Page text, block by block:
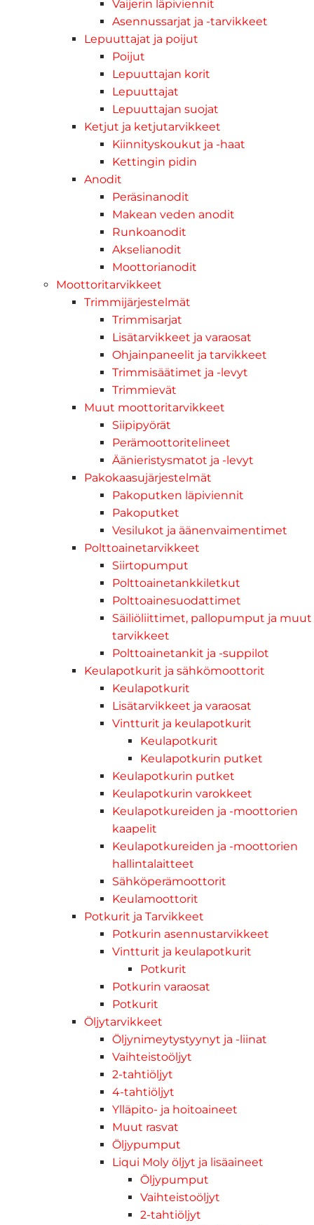
Vaijerin läpiviennit
Asennussarjat ja -tarvikkeet
Lepuuttajat ja poijut
Poijut
Lepuuttajan korit
Lepuuttajat
Lepuuttajan suojat
Ketjut ja ketjutarvikkeet
Kiinnityskoukut ja -haat
Kettingin pidin
Anodit
Peräsinanodit
Makean veden anodit
Runkoanodit
Akselianodit
Moottorianodit
Moottoritarvikkeet
Trimmijärjestelmät
Trimmisarjat
Lisätarvikkeet ja varaosat
Ohjainpaneelit ja tarvikkeet
Trimmisäätimet ja -levyt
Trimmievät
Muut moottoritarvikkeet
Siipipyörät
Perämoottoritelineet
Äänieristysmatot ja -levyt
Pakokaasujärjestelmät
Pakoputken läpiviennit
Pakoputket
Vesilukot ja äänenvaimentimet
Polttoainetarvikkeet
Siirtopumput
Polttoainetankkiletkut
Polttoainesuodattimet
Säiliöliittimet, pallopumput ja muut
tarvikkeet
Polttoainetankit ja -suppilot
Keulapotkurit ja sähkömoottorit
Keulapotkurit
Lisätarvikkeet ja varaosat
Vintturit ja keulapotkurit
Keulapotkurit
Keulapotkurin putket
Keulapotkurin putket
Keulapotkurin varokkeet
Keulapotkureiden ja -moottorien
kaapelit
Keulapotkureiden ja -moottorien
hallintalaitteet
Sähköperämoottorit
Keulamoottorit
Potkurit ja Tarvikkeet
Potkurin asennustarvikkeet
Vintturit ja keulapotkurit
Potkurit
Potkurin varaosat
Potkurit
Öljytarvikkeet
Öljynimeytystyynyt ja -liinat
Vaihteistoöljyt
2-tahtiöljyt
4-tahtiöljyt
Ylläpito- ja hoitoaineet
Muut rasvat
Öljypumput
Liqui Moly öljyt ja lisäaineet
Öljypumput
Vaihteistoöljyt
2-tahtiöljyt